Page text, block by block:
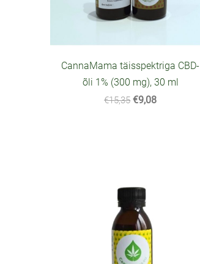
CannaMama täisspektriga CBD-
õli 1% (300 mg), 30 ml
€15,35 €9,08